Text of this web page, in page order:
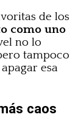
de los
como uno
no lo
tampoco
esa
caos